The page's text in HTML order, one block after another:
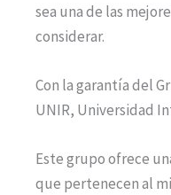
sea una de las
considerar.
Con la garantía del
UNIR, Universidad
Este grupo ofrece
que pertenecen al